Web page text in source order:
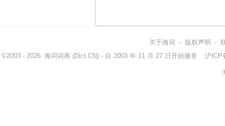
关于海词 - 版权声明 -
©2003 - 2026 海词词典 (Dict.CN) - 自 2003 年 11 月 27 日开始服务 沪ICP